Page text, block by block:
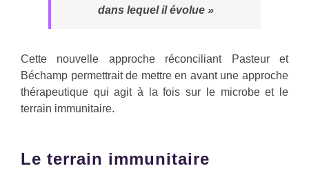
dans lequel il évolue »
Cette nouvelle approche réconciliant Pasteur et
Béchamp permettrait de mettre en avant une approche
thérapeutique qui agit à la fois sur le microbe et le
terrain immunitaire.
Le terrain immunitaire